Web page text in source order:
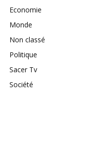
Economie
Monde
Non classé
Politique
Sacer Tv
Société